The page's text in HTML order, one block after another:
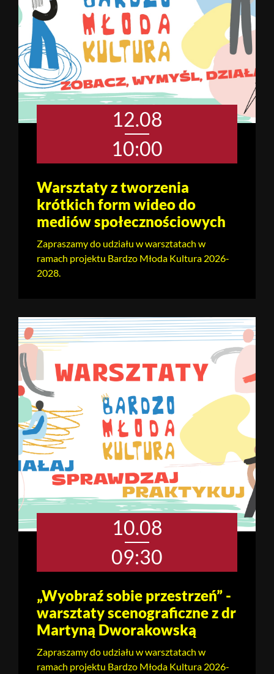
12.08
10:00
Warsztaty z tworzenia
krótkich form wideo do
mediów społecznościowych
Zapraszamy do udziału w warsztatach w
ramach projektu Bardzo Młoda Kultura 2026-
2028.
10.08
09:30
„Wyobraź sobie przestrzeń” -
warsztaty scenograficzne z dr
Martyną Dworakowską
Zapraszamy do udziału w warsztatach w
ramach projektu Bardzo Młoda Kultura 2026-